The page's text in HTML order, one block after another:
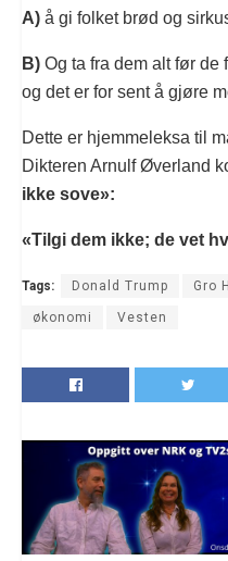
A) å gi folket brød og
B) Og ta fra dem alt før
og det er for sent å gjøre
Dette er hjemmeleksa til
Dikteren Arnulf Øverland
ikke sove»:
«Tilgi dem ikke; de vet
Tags: Donald Trump Gro
økonomi Vesten